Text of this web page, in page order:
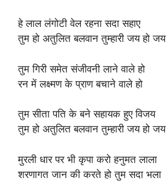
हे लाल लंगोटी वेल रहना सदा सहाए
तुम हो अतुलित बलवान तुम्हारी जय हो जय
तुम गिरी समेत संजीवनी लाने वाले हो
रन में लक्ष्मण के प्राण बचाने वाले हो
तुम सीता पति के बने सहायक हुए विजय
तुम हो अतुलित बलवान तुम्हारी जय हो जय
मुरली धार पर भी कृपा करो हनुमत लाला
शरणागत जान की करते हो तुम सदा भला